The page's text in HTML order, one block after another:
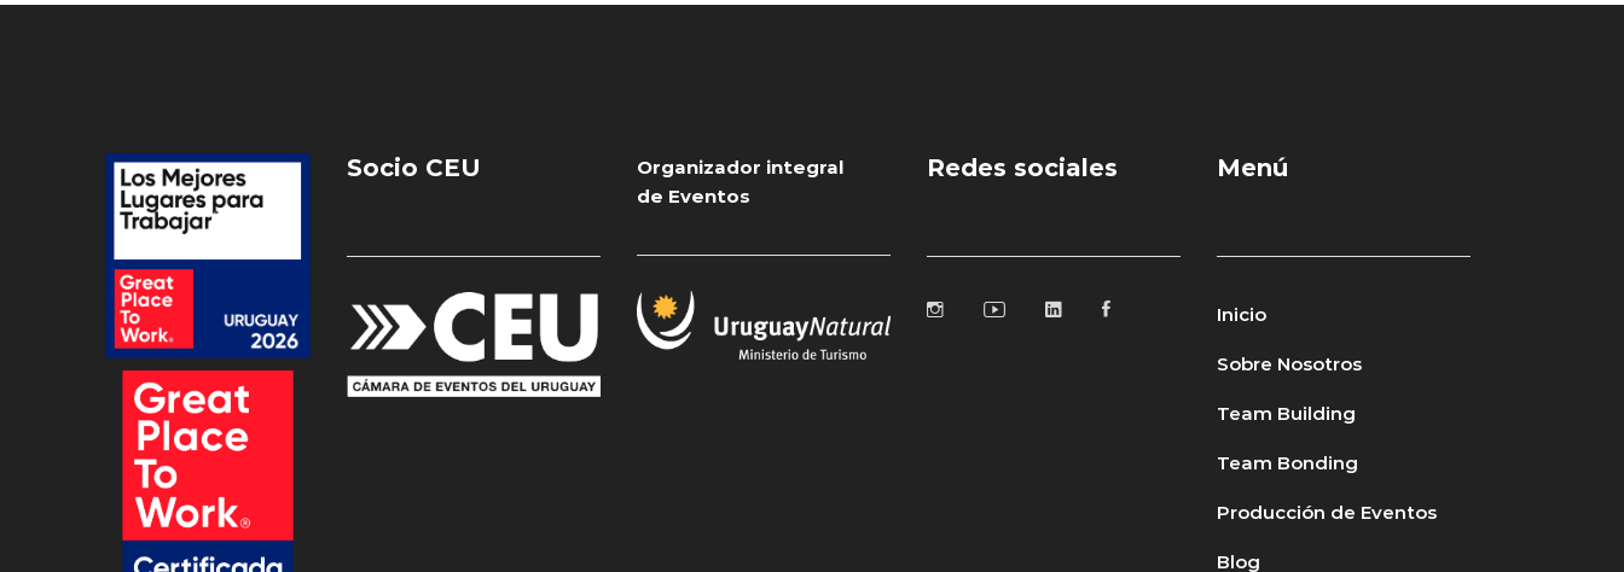
Socio CEU
Organizador integral
de Eventos
Redes sociales Menú
Inicio
Sobre Nosotros
Team Building
Team Bonding
Producción de Eventos
Blog